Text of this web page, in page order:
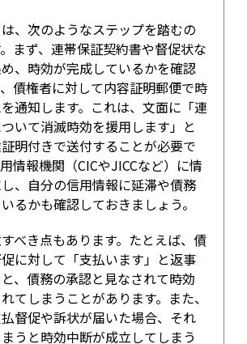
、次のようなステップを踏むの
まず、連帯保証契約書や督促状な
、時効が完成しているかを確認
債権者に対して内容証明郵便で時
通知します。これは、文面に「連
いて消滅時効を援用します」と
明付きで送付することが必要で
情報機関（CICやJICCなど）に情
、自分の信用情報に延滞や債務
るかも確認しておきましょう。
べき点もあります。たとえば、債
に対して「支払います」と返事
、債務の承認と見なされて時効
てしまうことがあります。また、
督促や訴状が届いた場合、それ
うと時効中断が成立してしまう